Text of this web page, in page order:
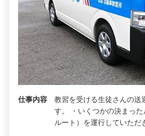
仕事内容
教習を受ける生徒さんの送
す。 ・いくつかの決まっ
ルート）を運行していただ